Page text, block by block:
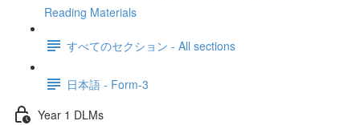
Reading Materials
すべてのセクション - All sections
日本語 - Form-3
Year 1 DLMs